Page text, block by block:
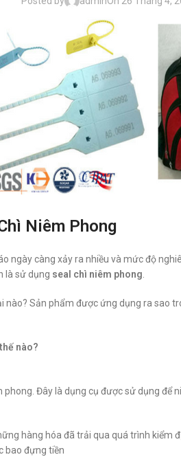
Niêm Phong
ngày càng xảy ra nhiều và mức độ
là sử dụng seal chì niêm phong
nào? Sản phẩm được ứng dụng ra sao
nào?
phong. Đây là dụng cụ được sử dụng
hàng hóa đã trải qua quá trình kiểm
bao đựng tiền